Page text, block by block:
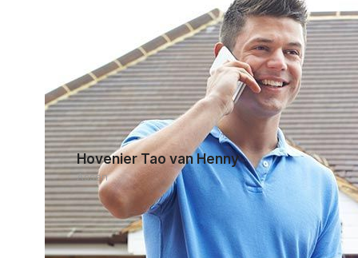
Hovenier Tao van Henny
Assen